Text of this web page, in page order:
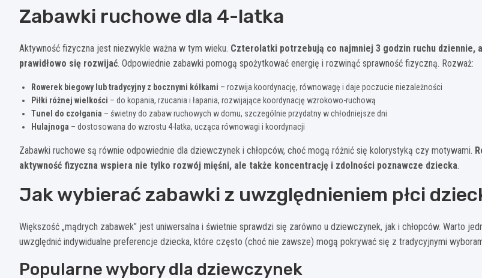
Zabawki ruchowe dla 4-latka
Aktywność fizyczna jest niezwykle ważna w tym wieku. Czterolatki potrzebują co najmniej 3 godzin ruchu dziennie,
prawidłowo się rozwijać. Odpowiednie zabawki pomogą spożytkować energię i rozwinąć sprawność fizyczną. Rozważ:
Rowerek biegowy lub tradycyjny z bocznymi kółkami – rozwija koordynację, równowagę i daje poczucie niezależności
Piłki różnej wielkości – do kopania, rzucania i łapania, rozwijające koordynację wzrokowo-ruchową
Tunel do czołgania – świetny do zabaw ruchowych w domu, szczególnie przydatny w chłodniejsze dni
Hulajnoga – dostosowana do wzrostu 4-latka, ucząca równowagi i koordynacji
Zabawki ruchowe są równie odpowiednie dla dziewczynek i chłopców, choć mogą różnić się kolorystyką czy motywami.
aktywność fizyczna wspiera nie tylko rozwój mięśni, ale także koncentrację i zdolności poznawcze dziecka.
Jak wybierać zabawki z uwzględnieniem płci
Większość „mądrych zabawek” jest uniwersalna i świetnie sprawdzi się zarówno u dziewczynek, jak i chłopców. Warto
uwzględnić indywidualne preferencje dziecka, które często (choć nie zawsze) mogą pokrywać się z tradycyjnymi
Popularne wybory dla dziewczynek